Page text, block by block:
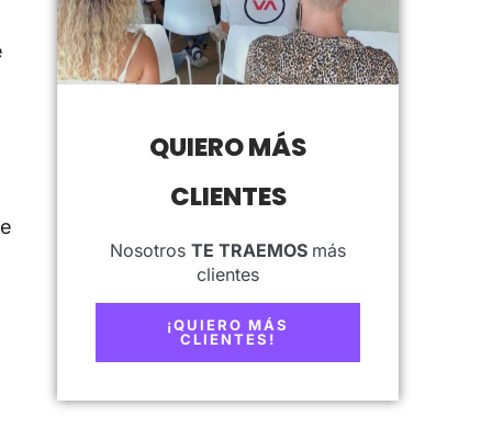
QUIERO MÁS
CLIENTES
NosotrosTE TRAEMOS más
clientes
¡QUIERO MÁS
CLIENTES!